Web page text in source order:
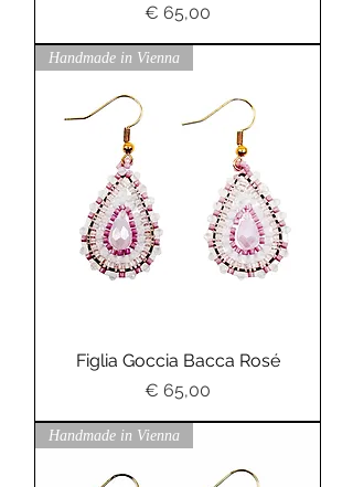
Preis
€ 65,00
Handmade in Vienna
Figlia Goccia Bacca Rosé
Preis
€ 65,00
Handmade in Vienna